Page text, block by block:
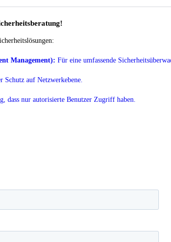
Management): Für eine umfassende
Schutz auf Netzwerkebene.
dass nur autorisierte Benutzer Zugriff haben.